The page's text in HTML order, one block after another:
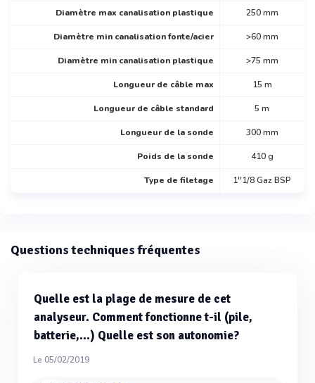
Diamètre max canalisation plastique 250 mm
Diamètre min canalisation fonte/acier >60 mm
Diamètre min canalisation plastique >75 mm
Longueur de câble max 15 m
Longueur de câble standard 5 m
Longueur de la sonde 300 mm
Poids de la sonde 410 g
Type de filetage 1''1/8 Gaz BSP
Questions techniques fréquentes
Quelle est la plage de mesure de cet
analyseur. Comment fonctionne t-il (pile,
batterie,...) Quelle est son autonomie?
Le 05/02/2019